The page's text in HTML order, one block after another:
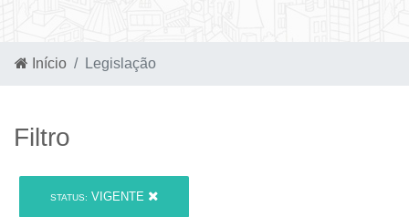
Início Legislação
Filtro
STATUS: VIGENTE